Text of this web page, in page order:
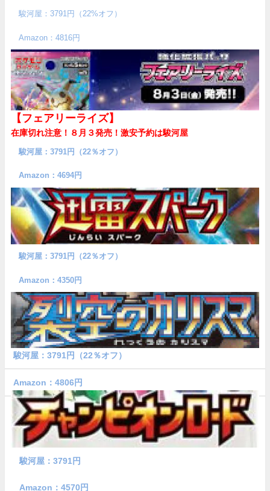
駿河屋：3791円（22%オフ）
Amazon：4816円
【フェアリーライズ】
在庫切れ注意！８月３発売！ 激安予約は駿河屋
駿河屋：3791円（22％オフ）
Amazon：4694円
駿河屋：3791円（22％オフ）
Amazon：4350円
駿河屋：3791円（22％オフ）
Amazon：4806円
駿河屋：3791円
Amazon：4570円